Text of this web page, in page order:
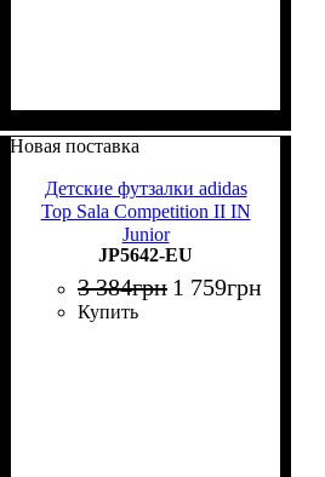
Новая поставка
Детские футзалки adidas
Top Sala Competition II IN
Junior
JP5642-EU
3 384грн 1 759грн
Купить